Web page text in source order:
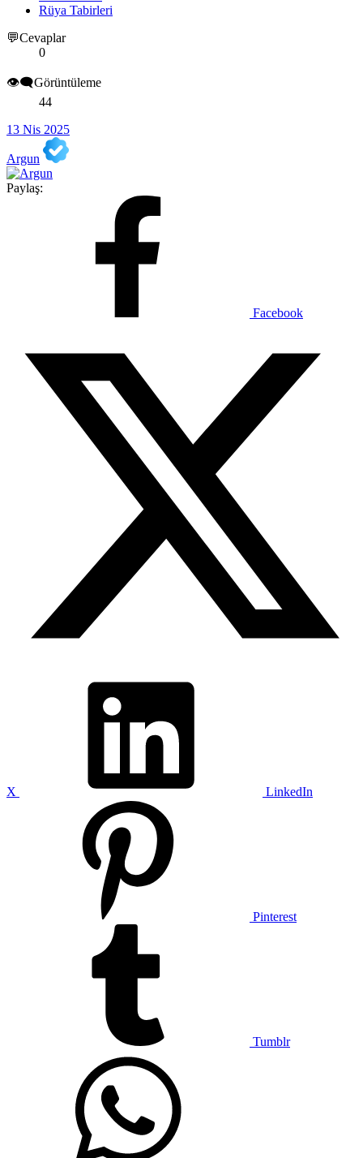
Rüya Tabirleri
💬Cevaplar
0
👁️‍🗨️Görüntüleme
44
13 Nis 2025
Argun
Paylaş:
Facebook
X LinkedIn
Pinterest
Tumblr